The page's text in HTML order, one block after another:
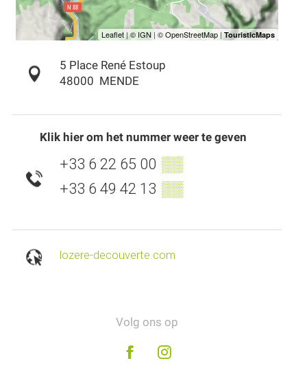
5 Place René Estoup
48000 MENDE
Klik hier om het nummer weer te geven
+33 6 22 65 00 ▒▒
+33 6 49 42 13 ▒▒
lozere-decouverte.com
Volg ons op